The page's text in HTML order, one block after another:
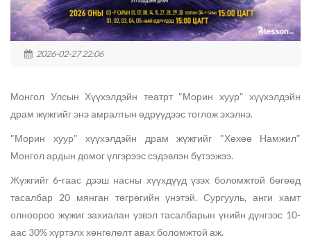
2026-02-27 22:06
Монгол Улсын Хүүхэлдэйн театрт "Морин хуур" хүүхэлдэйн
драм жүжгийг энэ амралтын өдрүүдээс тоглож эхэлнэ.
"Морин хуур" хүүхэлдэйн драм жүжгийг "Хөхөө Намжил"
Монгол ардын домог үлгэрээс сэдэвлэн бүтээжээ.
Жүжгийг 6-гаас дээш насны хүүхдүүд үзэх боломжтой бөгөөд
тасалбар 20 мянган төгрөгийн үнэтэй. Сургууль, анги хамт
олноороо жүжиг захиалан үзвэл тасалбарын үнийн дүнгээс 10-
аас 30% хүртэлх хөнгөлөлт авах боломжтой аж.